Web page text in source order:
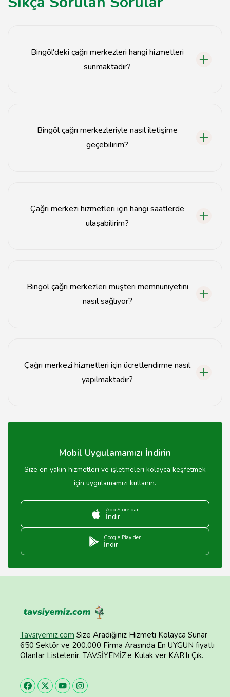
Bingöl'deki çağrı merkezleri hangi hizmetleri
sunmaktadır?
Bingöl çağrı merkezleriyle nasıl iletişime
geçebilirim?
Çağrı merkezi hizmetleri için hangi saatlerde
ulaşabilirim?
Bingöl çağrı merkezleri müşteri memnuniyetini
nasıl sağlıyor?
Çağrı merkezi hizmetleri için ücretlendirme nasıl
yapılmaktadır?
değişen bir ücretlendirme sistemine sahiptir.
Mobil Uygulamamızı İndirin
Size en yakın hizmetleri ve işletmeleri kolayca keşfetmek
için uygulamamızı kullanın.
App Store'dan
İndir
Google Play'den
İndir
Tavsiyemiz.com Size Aradığınız Hizmeti Kolayca Sunar
650 Sektör ve 200.000 Firma Arasında En UYGUN fiyatlı
Olanlar Listelenir. TAVSİYEMİZ’e Kulak ver KAR’lı Çık.